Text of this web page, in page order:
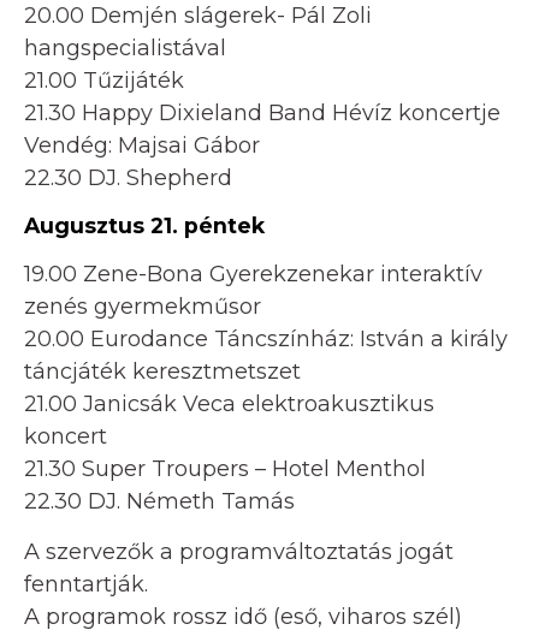
20.00 Demjén slágerek- Pál Zoli
hangspecialistával
21.00 Tűzijáték
21.30 Happy Dixieland Band Hévíz koncertje
Vendég: Majsai Gábor
22.30 DJ. Shepherd
Augusztus 21. péntek
19.00 Zene-Bona Gyerekzenekar interaktív
zenés gyermekműsor
20.00 Eurodance Táncszínház: István a király
táncjáték keresztmetszet
21.00 Janicsák Veca elektroakusztikus
koncert
21.30 Super Troupers – Hotel Menthol
22.30 DJ. Németh Tamás
A szervezők a programváltoztatás jogát
fenntartják.
A programok rossz idő (eső, viharos szél)